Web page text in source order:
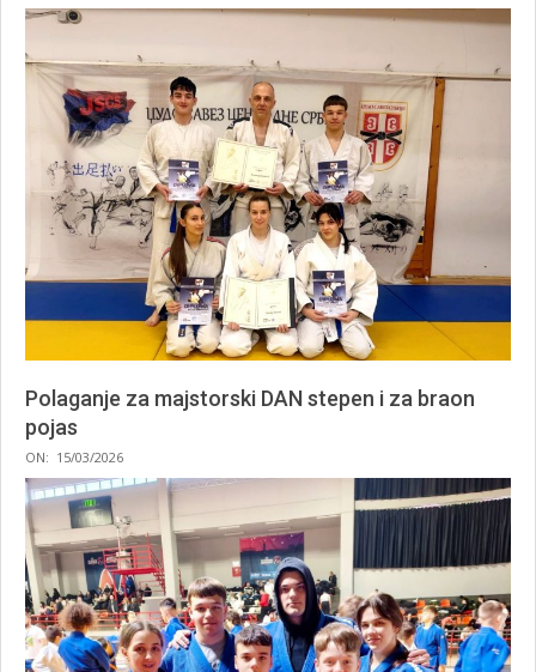
04-
Polaganje za majstorski DAN stepen i za braon
pojas
2026-
03-
15
ON: 15/03/2026